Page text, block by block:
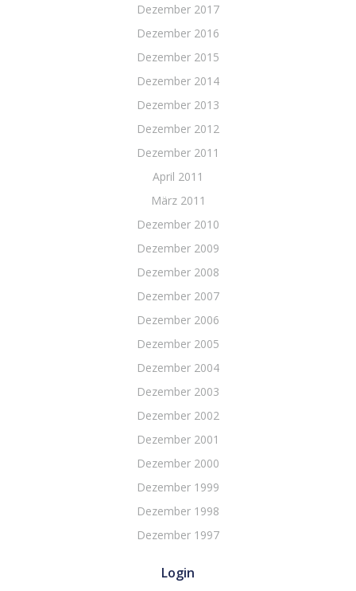
Dezember 2017
Dezember 2016
Dezember 2015
Dezember 2014
Dezember 2013
Dezember 2012
Dezember 2011
April 2011
März 2011
Dezember 2010
Dezember 2009
Dezember 2008
Dezember 2007
Dezember 2006
Dezember 2005
Dezember 2004
Dezember 2003
Dezember 2002
Dezember 2001
Dezember 2000
Dezember 1999
Dezember 1998
Dezember 1997
Login